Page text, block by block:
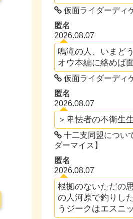
仮面ライダーディ
匿名
2026.08.07
鳴滝の人、いまど
オウ本編に絡めば
仮面ライダーディ
匿名
2026.08.07
＞卑怯者の不衛生
十二支同盟につい
ダーマイス】
匿名
2026.08.07
根拠のないただの
の人河原で釣りし
うジークはエスニ